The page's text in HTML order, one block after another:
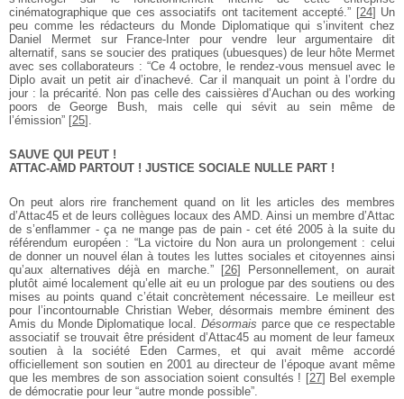
cinématographique que ces associatifs ont tacitement accepté.” [24] Un
peu comme les rédacteurs du Monde Diplomatique qui s’invitent chez
Daniel Mermet sur France-Inter pour vendre leur argumentaire dit
alternatif, sans se soucier des pratiques (ubuesques) de leur hôte Mermet
avec ses collaborateurs : “Ce 4 octobre, le rendez-vous mensuel avec le
Diplo avait un petit air d’inachevé. Car il manquait un point à l’ordre du
jour : la précarité. Non pas celle des caissières d’Auchan ou des working
poors de George Bush, mais celle qui sévit au sein même de
l’émission” [25] .
SAUVE QUI PEUT !
ATTAC-AMD PARTOUT ! JUSTICE SOCIALE NULLE PART !
On peut alors rire franchement quand on lit les articles des membres
d’Attac45 et de leurs collègues locaux des AMD. Ainsi un membre d’Attac
de s’enflammer - ça ne mange pas de pain - cet été 2005 à la suite du
référendum européen : “La victoire du Non aura un prolongement : celui
de donner un nouvel élan à toutes les luttes sociales et citoyennes ainsi
qu’aux alternatives déjà en marche.”[26]
Personnellement, on aurait
plutôt aimé localement qu’elle ait eu un prologue par des soutiens ou des
mises au points quand c’était concrètement nécessaire. Le meilleur est
pour l’incontournable Christian Weber, désormais membre éminent des
Amis du Monde Diplomatique local. Désormais parce que ce respectable
associatif se trouvait être président d’Attac45 au moment de leur fameux
soutien à la société Eden Carmes, et qui avait même accordé
officiellement son soutien en 2001 au directeur de l’époque avant même
que les membres de son association soient consultés ! [27] Bel exemple
de démocratie pour leur “autre monde possible”.